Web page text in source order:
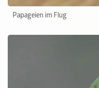
Papageien im Flug